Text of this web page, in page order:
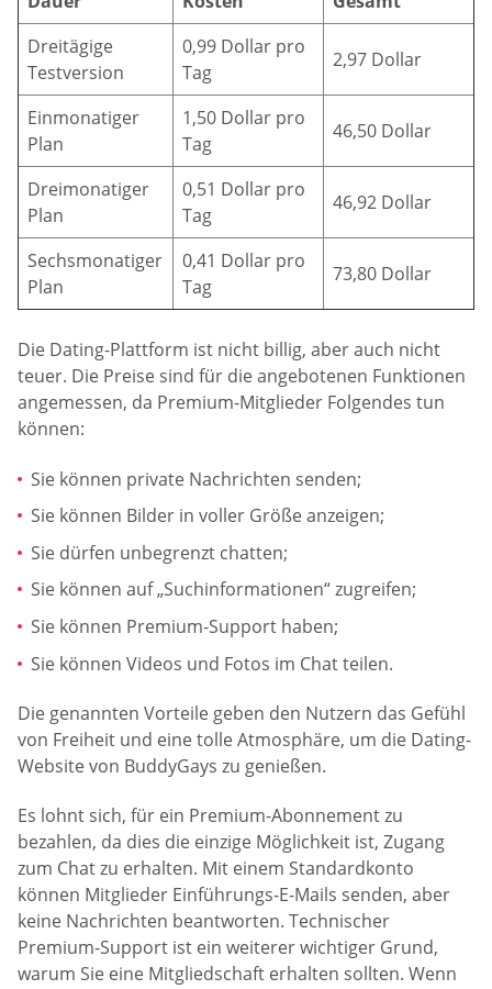
Dreitägige
Testversion
0,99 Dollar pro
Tag
2,97 Dollar
Einmonatiger
Plan
1,50 Dollar pro
Tag
46,50 Dollar
Dreimonatiger
Plan
0,51 Dollar pro
Tag
46,92 Dollar
Sechsmonatiger
Plan
0,41 Dollar pro
Tag
73,80 Dollar
Die Dating-Plattform ist nicht billig, aber auch nicht
teuer. Die Preise sind für die angebotenen Funktionen
angemessen, da Premium-Mitglieder Folgendes tun
können:
Sie können private Nachrichten senden;
Sie können Bilder in voller Größe anzeigen;
Sie dürfen unbegrenzt chatten;
Sie können auf „Suchinformationen“ zugreifen;
Sie können Premium-Support haben;
Sie können Videos und Fotos im Chat teilen.
Die genannten Vorteile geben den Nutzern das Gefühl
von Freiheit und eine tolle Atmosphäre, um die Dating-
Website von BuddyGays zu genießen.
Es lohnt sich, für ein Premium-Abonnement zu
bezahlen, da dies die einzige Möglichkeit ist, Zugang
zum Chat zu erhalten. Mit einem Standardkonto
können Mitglieder Einführungs-E-Mails senden, aber
keine Nachrichten beantworten. Technischer
Premium-Support ist ein weiterer wichtiger Grund,
warum Sie eine Mitgliedschaft erhalten sollten. Wenn